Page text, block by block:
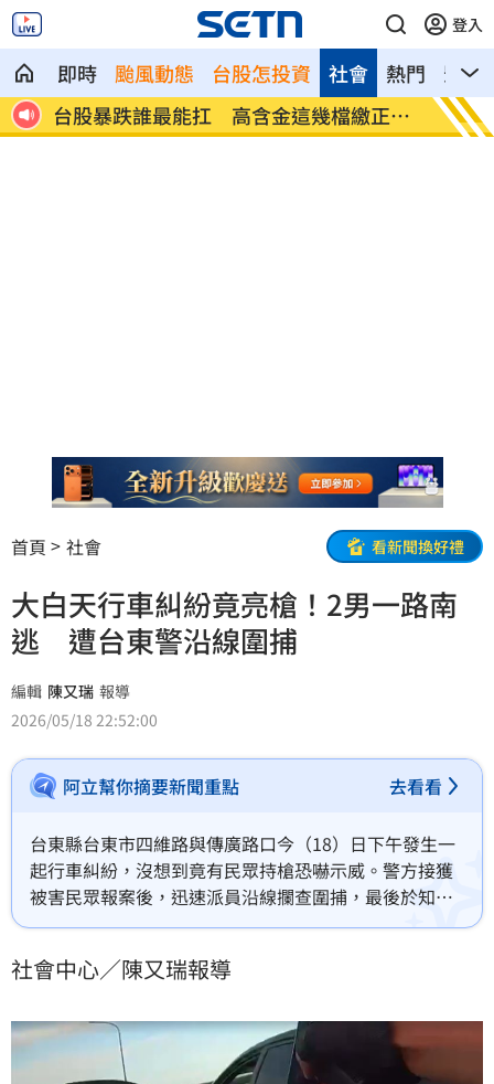
登入
即時 颱風動態 台股怎投資 熱門 影音
社會
台股暴跌誰最能扛 高含金這幾檔繳正報
酬
Q2獲
首頁 社會 看新聞換好禮
大白天行車糾紛竟亮槍！2男一路南
逃 遭台東警沿線圍捕
編輯 陳又瑞 報導
2026/05/18 22:52:00
阿立幫你摘要新聞重點 去看看
台東縣台東市四維路與傳廣路口今（18）日下午發生一
起行車糾紛，沒想到竟有民眾持槍恐嚇示威。警方接獲
被害民眾報案後，迅速派員沿線攔查圍捕，最後於知本
路橋成功攔截車輛，逮捕一名陳姓男子及黃姓男子，查
害公務、毀損及槍砲等罪嫌移送檢方。
社會中心／陳又瑞報導